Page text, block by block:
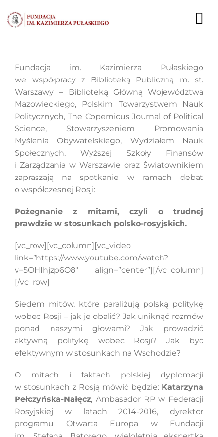
do
zawartości
EKSPERCI
PUBLIKACJE
DZIAŁALNOŚĆ
FUNDACJA
KARIERA
KONTAKT
Szukaj
Fundacja im. Kazimierza Pułaskiego
we współpracy z Biblioteką Publiczną m. st.
Warszawy – Biblioteką Główną Województwa
Mazowieckiego, Polskim Towarzystwem Nauk
Politycznych, The Copernicus Journal of Political
Science, Stowarzyszeniem Promowania
Myślenia Obywatelskiego, Wydziałem Nauk
Społecznych, Wyższej Szkoły Finansów
i Zarządzania w Warszawie oraz Światownikiem
zapraszają na spotkanie w ramach debat
o współczesnej Rosji:
Pożegnanie z mitami, czyli o trudnej
prawdzie w stosunkach polsko-rosyjskich.
[vc_row][vc_column][vc_video
link=”https://www.youtube.com/watch?
v=5OHIhjzp6O8″ align=”center”][/vc_column]
[/vc_row]
Siedem mitów, które paraliżują polską politykę
wobec Rosji – jak je obalić? Jak uniknąć rozmów
ponad naszymi głowami? Jak prowadzić
aktywną politykę wobec Rosji? Jak być
efektywnym w stosunkach na Wschodzie?
O mitach i faktach polskiej dyplomacji
w stosunkach z Rosją mówić będzie: Katarzyna
Pełczyńska-Nałęcz, Ambasador RP w Federacji
Rosyjskiej w latach 2014-2016, dyrektor
programu Otwarta Europa w Fundacji